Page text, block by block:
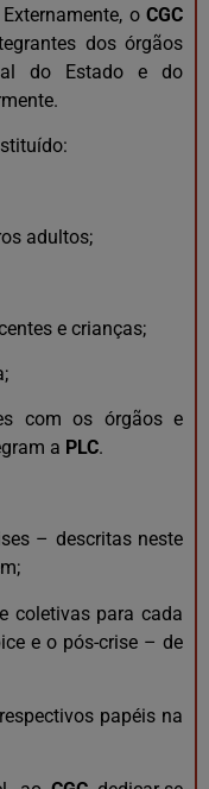
o CGC
dos órgãos
do Estado e do
adultos;
e crianças;
com os órgãos e
a PLC.
– descritas neste
coletivas para cada
e o pós-crise – de
papéis na